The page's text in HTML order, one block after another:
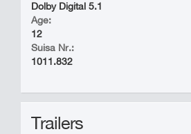
Dolby Digital 5.1
Age:
12
Suisa Nr.:
1011.832
Trailers